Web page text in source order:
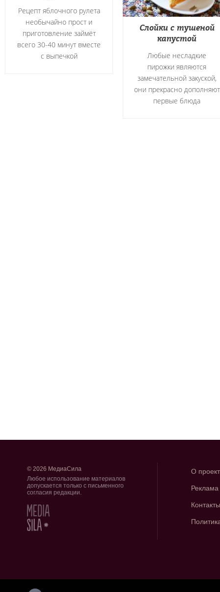
Рецепт яблочного рулета
необычайно прост и
приготовление займёт
всего 30-40 минут вместе
с выпечкой
Слойки с тушеной
капустой
Любые несладкие
пирожки являются
замечательной закуской,
они прекрасно дополняют
первые блюда
© 2026 МедиаСила
Любое использование материалов
допускается только с письменного
согласия редакции.
О
Реклама
Контакты